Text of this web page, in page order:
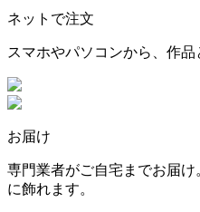
ネットで注文
スマホやパソコンから、作品
お届け
専門業者がご自宅までお届
に飾れます。